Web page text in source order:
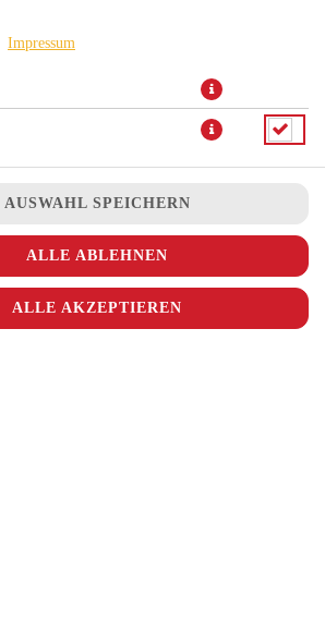
mit Salat, Zwiebeln, Eisbergsalat, Tomaten,
Zaziki und Fladenbrot
Impressum
AUSWAHL SPEICHERN
ALLE ABLEHNEN
ALLE AKZEPTIEREN